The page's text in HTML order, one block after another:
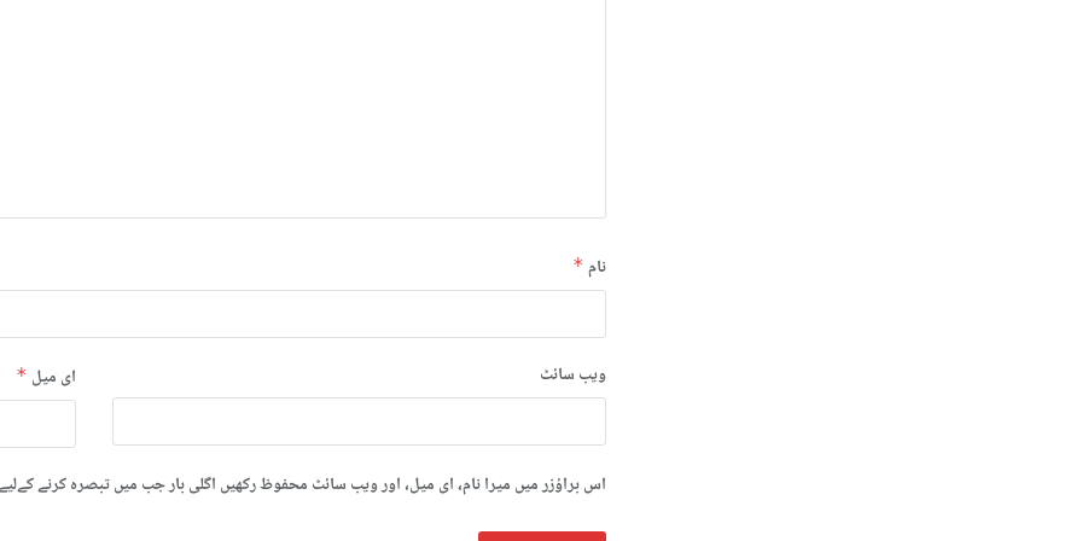
نام *
ای میل * ویب‌ سائٹ
اس براؤزر میں میرا نام، ای میل، اور ویب سائٹ محفوظ رکھیں اگلی بار جب میں تبصرہ کرنے